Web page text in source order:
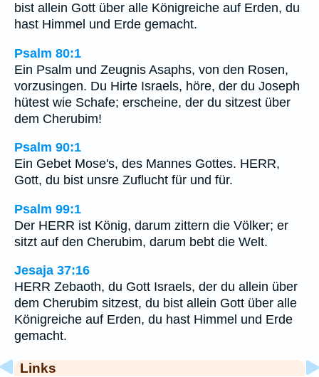
bist allein Gott über alle Königreiche auf Erden, du
hast Himmel und Erde gemacht.
Psalm 80:1
Ein Psalm und Zeugnis Asaphs, von den Rosen,
vorzusingen. Du Hirte Israels, höre, der du Joseph
hütest wie Schafe; erscheine, der du sitzest über
dem Cherubim!
Psalm 90:1
Ein Gebet Mose's, des Mannes Gottes. HERR,
Gott, du bist unsre Zuflucht für und für.
Psalm 99:1
Der HERR ist König, darum zittern die Völker; er
sitzt auf den Cherubim, darum bebt die Welt.
Jesaja 37:16
HERR Zebaoth, du Gott Israels, der du allein über
dem Cherubim sitzest, du bist allein Gott über alle
Königreiche auf Erden, du hast Himmel und Erde
gemacht.
Links